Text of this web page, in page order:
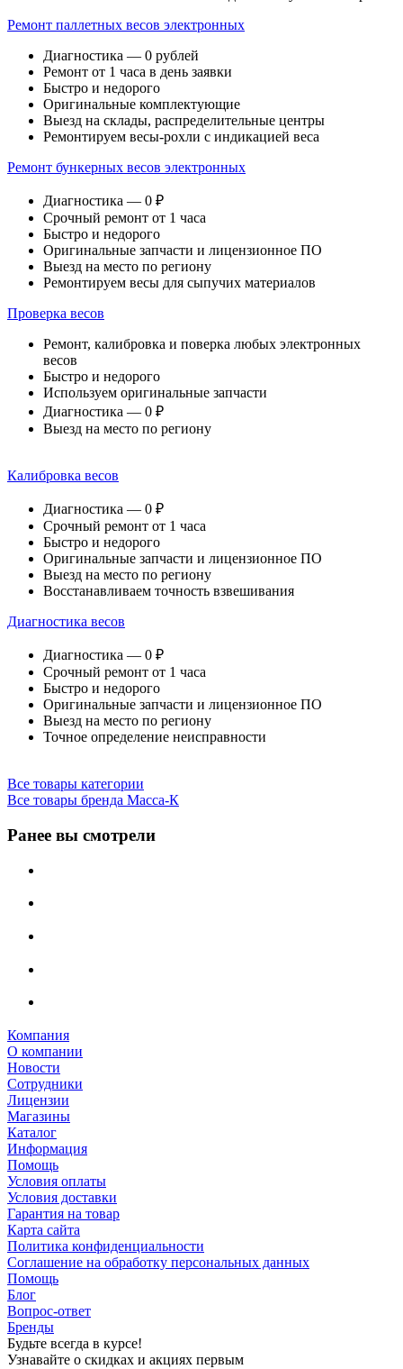
Ремонт паллетных весов электронных
Диагностика — 0 рублей
Ремонт от 1 часа в день заявки
Быстро и недорого
Оригинальные комплектующие
Выезд на склады, распределительные центры
Ремонтируем весы-рохли с индикацией веса
Ремонт бункерных весов электронных
Диагностика — 0 ₽
Срочный ремонт от 1 часа
Быстро и недорого
Оригинальные запчасти и лицензионное ПО
Выезд на место по региону
Ремонтируем весы для сыпучих материалов
Проверка весов
Ремонт, калибровка и поверка любых электронных
весов
Быстро и недорого
Используем оригинальные запчасти
Диагностика — 0 ₽
Выезд на место по региону
Калибровка весов
Диагностика — 0 ₽
Срочный ремонт от 1 часа
Быстро и недорого
Оригинальные запчасти и лицензионное ПО
Выезд на место по региону
Восстанавливаем точность взвешивания
Диагностика весов
Диагностика — 0 ₽
Срочный ремонт от 1 часа
Быстро и недорого
Оригинальные запчасти и лицензионное ПО
Выезд на место по региону
Точное определение неисправности
Все товары категории
Все товары бренда Масса-К
Ранее вы смотрели
Компания
О компании
Новости
Сотрудники
Лицензии
Магазины
Каталог
Информация
Помощь
Условия оплаты
Условия доставки
Гарантия на товар
Карта сайта
Политика конфиденциальности
Соглашение на обработку персональных данных
Помощь
Блог
Вопрос-ответ
Бренды
Будьте всегда в курсе!
Узнавайте о скидках и акциях первым